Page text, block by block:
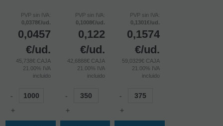
PVP sin IVA:
0,0378€/ud.
0,0457
€/ud.
45,738€ CAJA
21.00% IVA
incluido
-
+
PVP sin IVA:
0,1008€/ud.
0,122
€/ud.
42,6888€ CAJA
21.00% IVA
incluido
-
+
PVP sin IVA:
0,1301€/ud.
0,1574
€/ud.
59,0329€ CAJA
21.00% IVA
incluido
-
+